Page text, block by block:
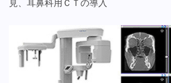
見、耳鼻科用ＣＴの導入